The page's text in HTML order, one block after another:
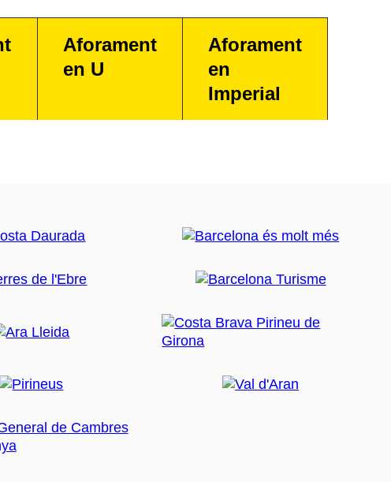
Aforament
en U
Aforament
en
Imperial